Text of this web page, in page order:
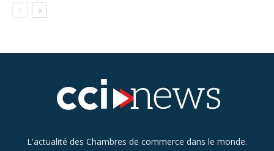
L'actualité des Chambres de commerce dans le monde.